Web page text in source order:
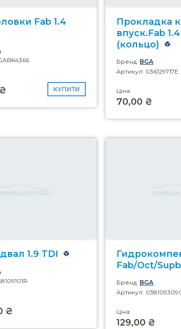
Fab 1.4
КУПИТИ
Прокладка
впуск.Fab 1.4
(кольцо)
Бренд: BGA
Артикул: 036129717E
Ціна:
70,00 ₴
1.9 TDI
₴
Fab/Oct/
Бренд: BGA
Артикул:
Ціна:
129,00 ₴